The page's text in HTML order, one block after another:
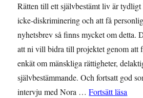
Rätten till ett självbestämt liv är
icke-diskriminering och att få
nyhetsbrev så finns mycket om detta.
att ni vill bidra till projektet genom att
enkät om mänskliga rättigheter,
självbestämmande. Och fortsatt god
intervju med Nora …Fortsätt läsa